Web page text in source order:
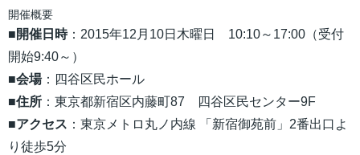
開催概要
■開催日時：2015年12月10日木曜日 10:10～17:00（受付
開始9:40～）
■会場：四谷区民ホール
■住所 ：東京都新宿区内藤町87 四谷区民センター9F
■アクセス ：東京メトロ丸ノ内線 「新宿御苑前」2番出口よ
り徒歩5分